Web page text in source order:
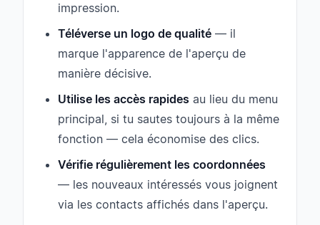
impression.
Téléverse un logo de qualité — il
marque l'apparence de l'aperçu de
manière décisive.
Utilise les accès rapides au lieu du menu
principal, si tu sautes toujours à la même
fonction — cela économise des clics.
Vérifie régulièrement les coordonnées
— les nouveaux intéressés vous joignent
via les contacts affichés dans l'aperçu.